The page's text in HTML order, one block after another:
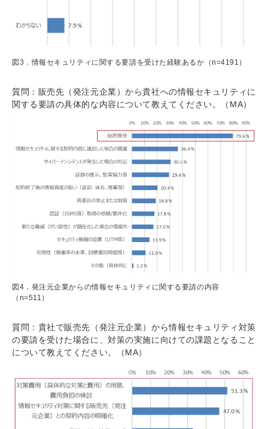
図3．情報セキュリティに関する要請を受けた経験あるか（n=4191）
質問：販売先（発注元企業）から貴社への情報セキュリティに
関する要請の具体的な内容について教えてください。（MA）
図4．発注元企業からの情報セキュリティに関する要請の内容
（n=511）
質問：貴社で販売先（発注元企業）から情報セキュリティ対策
の要請を受けた場合に、対策の実施に向けての課題となること
について教えてください。（MA）